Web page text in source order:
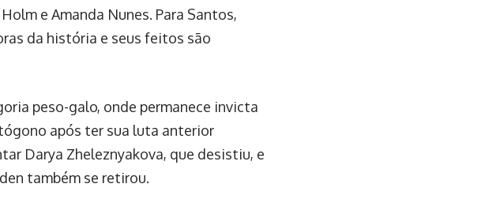
e Amanda Nunes. Para Santos,
da história e seus feitos são
peso-galo, onde permanece invicta
após ter sua luta anterior
Darya Zheleznyakova, que desistiu, e
também se retirou.